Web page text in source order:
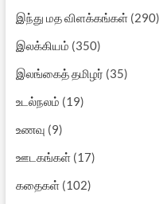
இந்து மத விளக்கங்கள்(290)
இலக்கியம் (350)
இலங்கைத் தமிழர் (35)
உடல்நலம் (19)
உணவு (9)
ஊடகங்கள்(17)
கதைகள்(102)